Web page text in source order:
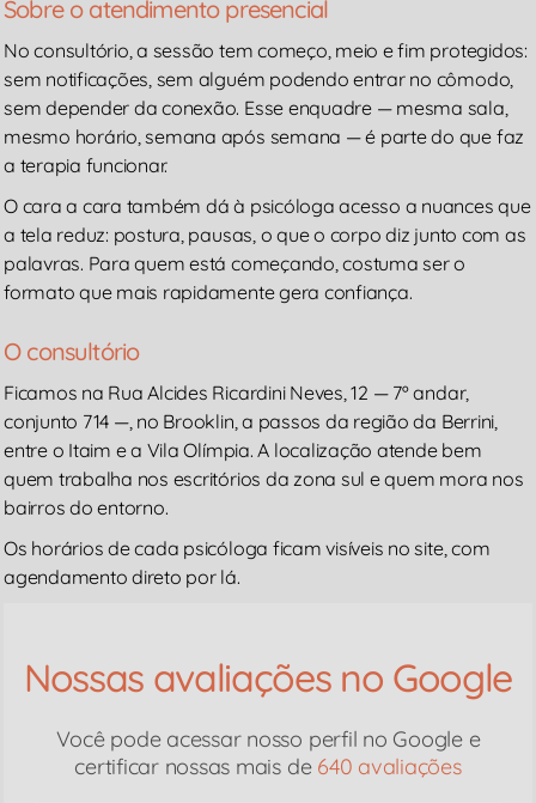
Sobre o atendimento presencial
No consultório, a sessão tem começo, meio e fim protegidos:
sem notificações, sem alguém podendo entrar no cômodo,
sem depender da conexão. Esse enquadre — mesma sala,
mesmo horário, semana após semana — é parte do que faz
a terapia funcionar.
O cara a cara também dá à psicóloga acesso a nuances que
a tela reduz: postura, pausas, o que o corpo diz junto com as
palavras. Para quem está começando, costuma ser o
formato que mais rapidamente gera confiança.
O consultório
Ficamos na Rua Alcides Ricardini Neves, 12 — 7º andar,
conjunto 714 —, no Brooklin, a passos da região da Berrini,
entre o Itaim e a Vila Olímpia. A localização atende bem
quem trabalha nos escritórios da zona sul e quem mora nos
bairros do entorno.
Os horários de cada psicóloga ficam visíveis no site, com
agendamento direto por lá.
Nossas avaliações no Google
Você pode acessar nosso perfil no Google e
certificar nossas mais de 640 avaliações